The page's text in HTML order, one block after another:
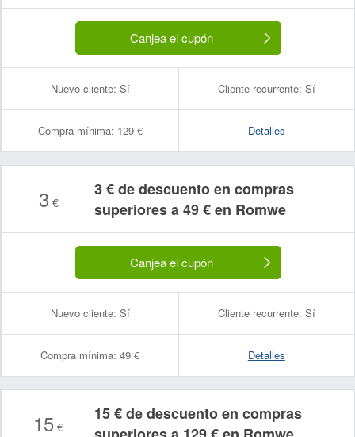
Canjea el cupón
Nuevo cliente: Sí Cliente recurrente: Sí
Compra mínima: 129 € Detalles
3 €
3 € de descuento en compras
superiores a 49 € en Romwe
Canjea el cupón
Nuevo cliente: Sí Cliente recurrente: Sí
Compra mínima: 49 € Detalles
15€
15 € de descuento en compras